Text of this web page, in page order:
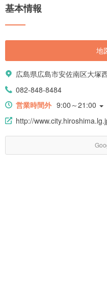
基本情報
地
広島県広島市安佐南区大塚
082-848-8484
営業時間外 9:00～21:00
http://